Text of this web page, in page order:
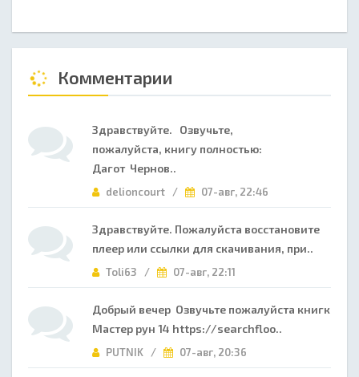
Комментарии
Здравствуйте. Озвучьте,
пожалуйста, книгу полностью:
Дагот Чернов..
delioncourt / 07-авг, 22:46
Здравствуйте. Пожалуйста восстановите
плеер или ссылки для скачивания, при..
Toli63 / 07-авг, 22:11
Добрый вечер Озвучьте пожалуйста книгк
Мастер рун 14 https://searchfloo..
PUTNIK / 07-авг, 20:36